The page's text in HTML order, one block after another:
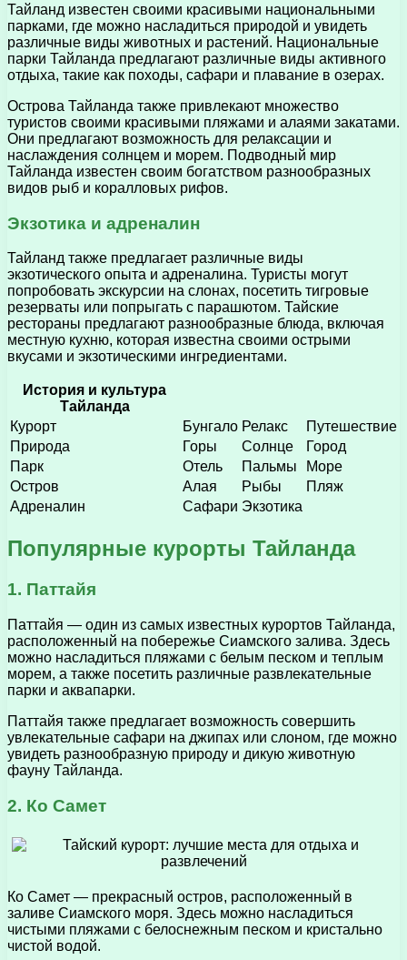
Тайланд известен своими красивыми национальными
парками, где можно насладиться природой и увидеть
различные виды животных и растений. Национальные
парки Тайланда предлагают различные виды активного
отдыха, такие как походы, сафари и плавание в озерах.
Острова Тайланда также привлекают множество
туристов своими красивыми пляжами и алаями закатами.
Они предлагают возможность для релаксации и
наслаждения солнцем и морем. Подводный мир
Тайланда известен своим богатством разнообразных
видов рыб и коралловых рифов.
Экзотика и адреналин
Тайланд также предлагает различные виды
экзотического опыта и адреналина. Туристы могут
попробовать экскурсии на слонах, посетить тигровые
резерваты или попрыгать с парашютом. Тайские
рестораны предлагают разнообразные блюда, включая
местную кухню, которая известна своими острыми
вкусами и экзотическими ингредиентами.
История и культура
Тайланда
Курорт
Бунгало Релакс
Путешествие
Природа
Горы Солнце
Город
Парк
Отель Пальмы
Море
Остров
Алая Рыбы
Пляж
Адреналин
Сафари Экзотика
Популярные курорты Тайланда
1. Паттайя
Паттайя — один из самых известных курортов Тайланда,
расположенный на побережье Сиамского залива. Здесь
можно насладиться пляжами с белым песком и теплым
морем, а также посетить различные развлекательные
парки и аквапарки.
Паттайя также предлагает возможность совершить
увлекательные сафари на джипах или слоном, где можно
увидеть разнообразную природу и дикую животную
фауну Тайланда.
2. Ко Самет
Ко Самет — прекрасный остров, расположенный в
заливе Сиамского моря. Здесь можно насладиться
чистыми пляжами с белоснежным песком и кристально
чистой водой.